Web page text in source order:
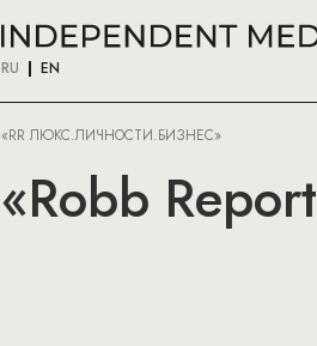
RU EN
«RR ЛЮКС.ЛИЧНОСТИ.БИЗНЕС»
«Robb